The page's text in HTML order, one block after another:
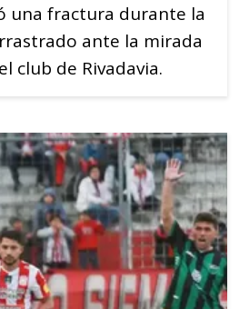
una fractura durante la
ante la mirada
club de Rivadavia.